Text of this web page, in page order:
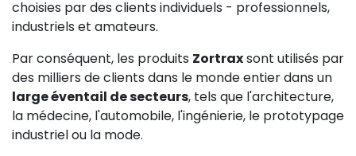
choisies par des clients individuels - professionnels,
industriels et amateurs.
Par conséquent, les produits Zortraxsont utilisés par
des milliers de clients dans le monde entier dans un
large éventail de secteurs, tels que l'architecture,
la médecine, l'automobile, l'ingénierie, le prototypage
industriel ou la mode.